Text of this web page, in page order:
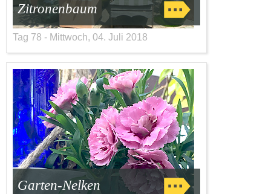
Zitronenbaum
Tag 78 - Mittwoch, 04. Juli 2018
Garten-Nelken